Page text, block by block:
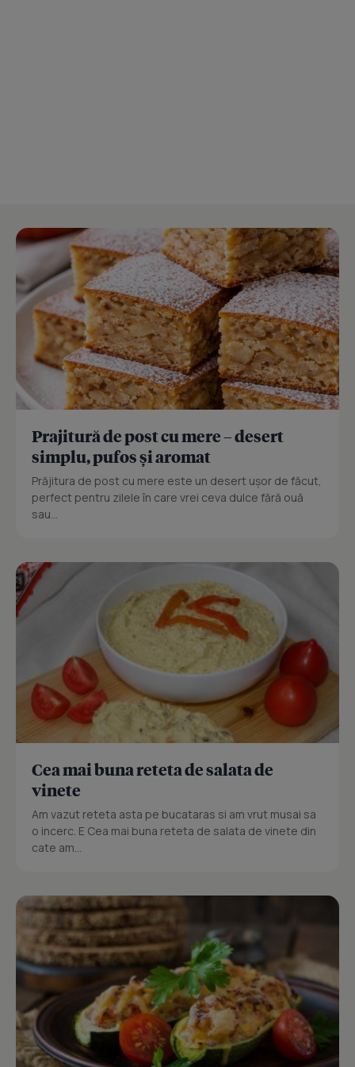
Prajitură de post cu mere – desert
simplu, pufos și aromat
Prăjitura de post cu mere este un desert ușor de făcut,
perfect pentru zilele în care vrei ceva dulce fără ouă
sau...
Cea mai buna reteta de salata de
vinete
Am vazut reteta asta pe bucataras si am vrut musai sa
o incerc. E Cea mai buna reteta de salata de vinete din
cate am...